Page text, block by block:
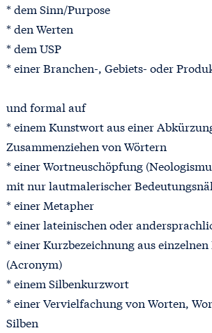
* dem Sinn/Purpose
* den Werten
* dem USP
* einer Branchen-, Gebiets- oder
und formal auf
* einem Kunstwort aus einer
Zusammenziehen von Wörtern
* einer Wortneuschöpfung
mit nur lautmalerischer
* einer Metapher
* einer lateinischen oder
* einer Kurzbezeichnung aus einzelnen
(Acronym)
* einem Silbenkurzwort
* einer Vervielfachung von Worten,
Silben